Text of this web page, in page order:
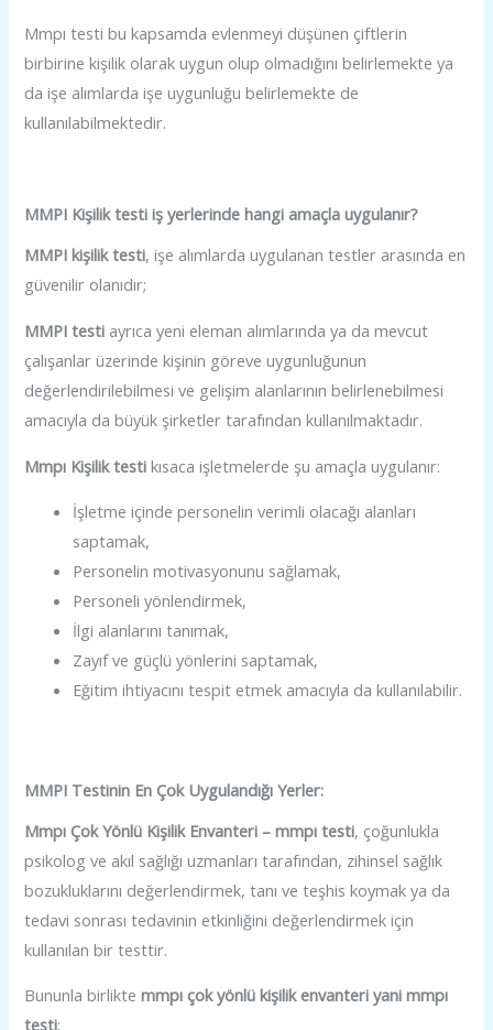
Mmpı testi bu kapsamda evlenmeyi düşünen çiftlerin
birbirine kişilik olarak uygun olup olmadığını belirlemekte ya
da işe alımlarda işe uygunluğu belirlemekte de
kullanılabilmektedir.
MMPI Kişilik testi iş yerlerinde hangi amaçla uygulanır?
MMPI kişilik testi, işe alımlarda uygulanan testler arasında en
güvenilir olanıdır;
MMPI testi ayrıca yeni eleman alımlarında ya da mevcut
çalışanlar üzerinde kişinin göreve uygunluğunun
değerlendirilebilmesi ve gelişim alanlarının belirlenebilmesi
amacıyla da büyük şirketler tarafından kullanılmaktadır.
Mmpı Kişilik testi kısaca işletmelerde şu amaçla uygulanır:
İşletme içinde personelin verimli olacağı alanları
saptamak,
Personelin motivasyonunu sağlamak,
Personeli yönlendirmek,
İlgi alanlarını tanımak,
Zayıf ve güçlü yönlerini saptamak,
Eğitim ihtiyacını tespit etmek amacıyla da kullanılabilir.
MMPI Testinin En Çok Uygulandığı Yerler:
Mmpı Çok Yönlü Kişilik Envanteri – mmpı testi, çoğunlukla
psikolog ve akıl sağlığı uzmanları tarafından, zihinsel sağlık
bozukluklarını değerlendirmek, tanı ve teşhis koymak ya da
tedavi sonrası tedavinin etkinliğini değerlendirmek için
kullanılan bir testtir.
Bununla birliktemmpı çok yönlü kişilik envanteri yani mmpı
testi;